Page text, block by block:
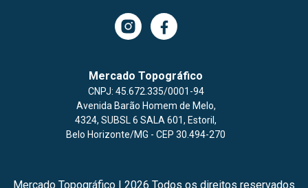
Mercado Topográfico
CNPJ: 45.672.335/0001-94
Avenida Barão Homem de Melo,
4324, SUBSL 6 SALA 601, Estoril,
Belo Horizonte/MG - CEP 30.494-270
Mercado Topográfico | 2026 Todos os direitos reservados